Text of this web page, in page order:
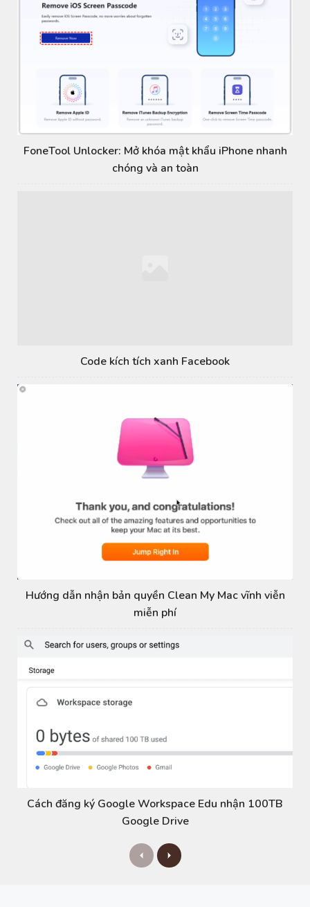
FoneTool Unlocker: Mở khóa mật khẩu iPhone nhanh
chóng và an toàn
Code kích tích xanh Facebook
Hướng dẫn nhận bản quyền Clean My Mac vĩnh viễn
miễn phí
Cách đăng ký Google Workspace Edu nhận 100TB
Google Drive
P
r
N
e